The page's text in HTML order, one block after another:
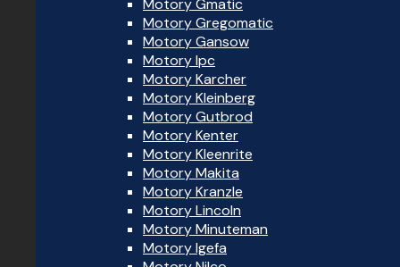
Motory Gmatic
Motory Gregomatic
Motory Gansow
Motory Ipc
Motory Karcher
Motory Kleinberg
Motory Gutbrod
Motory Kenter
Motory Kleenrite
Motory Makita
Motory Kranzle
Motory Lincoln
Motory Minuteman
Motory Igefa